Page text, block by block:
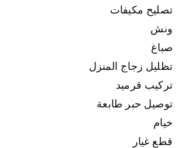
تصليح مكيفات
ونش
صباغ
تظليل زجاج المنزل
تركيب قرميد
توصيل حبر طابعة
خيام
قطع غيار